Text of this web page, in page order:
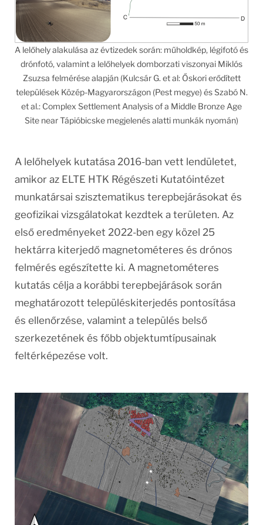
A lelőhely alakulása az évtizedek során: műholdkép, légifotó és
drónfotó, valamint a lelőhelyek domborzati viszonyai Miklós
Zsuzsa felmérése alapján (Kulcsár G. et al: Őskori erődített
települések Közép-Magyarországon (Pest megye) és Szabó N.
et al.: Complex Settlement Analysis of a Middle Bronze Age
Site near Tápióbicske megjelenés alatti munkák nyomán)
A lelőhelyek kutatása 2016-ban vett lendületet,
amikor az ELTE HTK Régészeti Kutatóintézet
munkatársai szisztematikus terepbejárásokat és
geofizikai vizsgálatokat kezdtek a területen. Az
első eredményeket 2022-ben egy közel 25
hektárra kiterjedő magnetométeres és drónos
felmérés egészítette ki. A magnetométeres
kutatás célja a korábbi terepbejárások során
meghatározott településkiterjedés pontosítása
és ellenőrzése, valamint a település belső
szerkezetének és főbb objektumtípusainak
feltérképezése volt.